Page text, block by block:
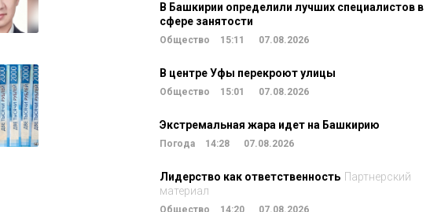
В Башкирии определили лучших специалистов в
сфере занятости
Общество 15:11 07.08.2026
В центре Уфы перекроют улицы
Общество 15:01 07.08.2026
Экстремальная жара идет на Башкирию
Погода 14:28 07.08.2026
Лидерство как ответственность Партнерский
материал
Общество 14:20 07.08.2026